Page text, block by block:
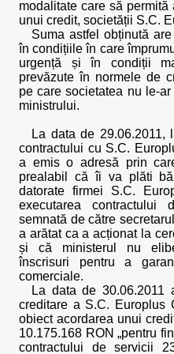
modalitate care să permită
unui credit, societății S.C.
Suma astfel obținută
în condițiile în care
urgență și în condiții
prevăzute în normele de
pe care societatea nu le-
ministrului.
La data de
contractului cu S.C.
a emis o adresă prin
prealabil că îi va plăti
datorate firmei S.C.
executarea
semnată de către
a arătat ca a acționat la
și că ministerul nu
înscrisuri pentru a
comerciale.
La data de 30.06.2011
creditare a S.C. Europlus
obiect acordarea unui
10.175.168 RON „pentru
contractului de servicii